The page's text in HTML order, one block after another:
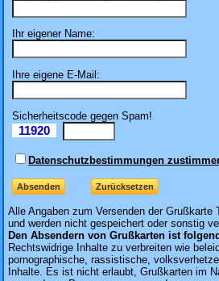
Ihr eigener Name:
Ihre eigene E-Mail:
Sicherheitscode gegen Spam!
11920
Datenschutzbestimmungen
Alle Angaben zum Versenden der Grußkarte
und werden nicht gespeichert oder sonstig
Den Absendern von Grußkarten ist
Rechtswidrige Inhalte zu verbreiten wie
pornographische, rassistische,
Inhalte. Es ist nicht erlaubt, Grußkarten im